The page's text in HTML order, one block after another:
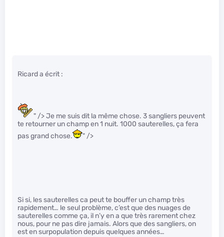
Ricard a écrit :
" /> Je me suis dit la même chose. 3 sangliers peuvent
te retourner un champ en 1 nuit. 1000 sauterelles, ça fera
pas grand chose.
" />
Si si, les sauterelles ca peut te bouffer un champ très
rapidement… le seul problème, c’est que des nuages de
sauterelles comme ça, il n’y en a que très rarement chez
nous, pour ne pas dire jamais. Alors que des sangliers, on
est en surpopulation depuis quelques années…